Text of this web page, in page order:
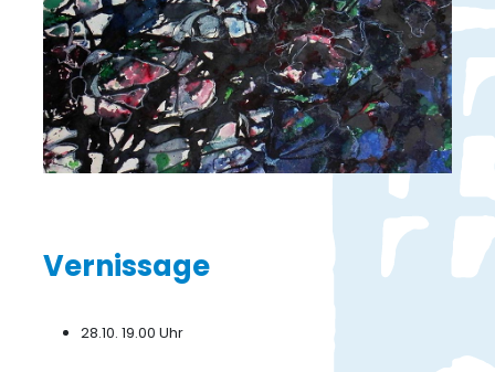
Vernissage
28.10. 19.00 Uhr